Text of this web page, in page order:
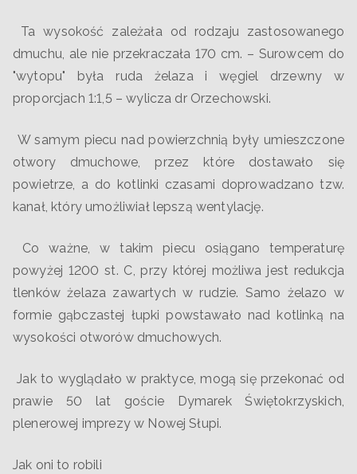
Ta wysokość zależała od rodzaju zastosowanego
dmuchu, ale nie przekraczała 170 cm. – Surowcem do
"wytopu" była ruda żelaza i węgiel drzewny w
proporcjach 1:1,5 – wylicza dr Orzechowski.
W samym piecu nad powierzchnią były umieszczone
otwory dmuchowe, przez które dostawało się
powietrze, a do kotlinki czasami doprowadzano tzw.
kanał, który umożliwiał lepszą wentylację.
Co ważne, w takim piecu osiągano temperaturę
powyżej 1200 st. C, przy której możliwa jest redukcja
tlenków żelaza zawartych w rudzie. Samo żelazo w
formie gąbczastej łupki powstawało nad kotlinką na
wysokości otworów dmuchowych.
Jak to wyglądało w praktyce, mogą się przekonać od
prawie 50 lat goście Dymarek Świętokrzyskich,
plenerowej imprezy w Nowej Słupi.
Jak oni to robili